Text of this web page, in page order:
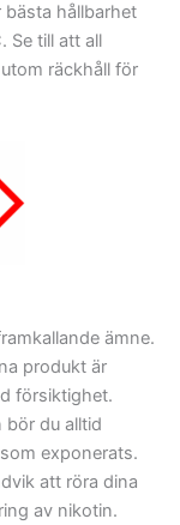
hållbarhet
Se till att all
räckhåll för
ämne.
produkt är
försiktighet.
du alltid
exponerats.
att röra dina
av nikotin.